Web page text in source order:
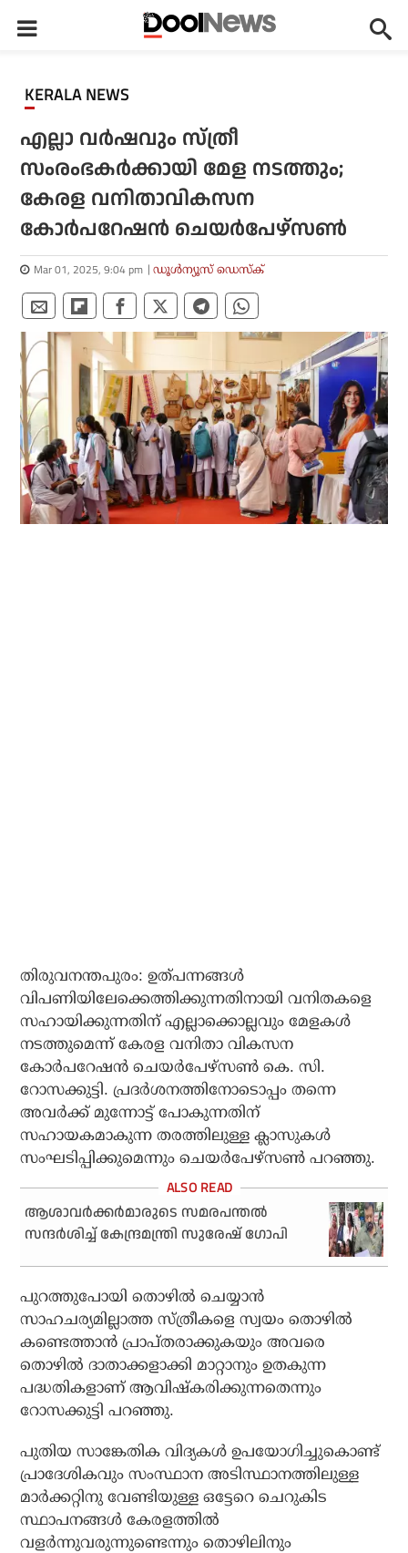
KERALA NEWS
എല്ലാ വര്‍ഷവും സ്ത്രീ
സംരംഭകര്‍ക്കായി മേള നടത്തും;
കേരള വനിതാവികസന
കോര്‍പറേഷന്‍ ചെയര്‍പേഴ്‌സണ്‍
Mar 01, 2025, 9:04 pm ഡൂള്‍ന്യൂസ് ഡെസ്‌ക്
തിരുവനന്തപുരം: ഉത്പന്നങ്ങള്‍
വിപണിയിലേക്കെത്തിക്കുന്നതിനായി വനിതകളെ
സഹായിക്കുന്നതിന് എല്ലാക്കൊല്ലവും മേളകള്‍
നടത്തുമെന്ന് കേരള വനിതാ വികസന
കോര്‍പറേഷന്‍ ചെയര്‍പേഴ്‌സണ്‍ കെ. സി.
റോസക്കുട്ടി. പ്രദര്‍ശനത്തിനോടൊപ്പം തന്നെ
അവര്‍ക്ക് മുന്നോട്ട് പോകുന്നതിന്
സഹായകമാകുന്ന തരത്തിലുള്ള ക്ലാസുകള്‍
സംഘടിപ്പിക്കുമെന്നും ചെയര്‍പേഴ്‌സണ്‍ പറഞ്ഞു.
ആശാവര്‍ക്കര്‍മാരുടെ സമരപന്തല്‍
സന്ദര്‍ശിച്ച് കേന്ദ്രമന്ത്രി സുരേഷ് ഗോപി
പുറത്തുപോയി തൊഴില്‍ ചെയ്യാന്‍
സാഹചര്യമില്ലാത്ത സ്ത്രീകളെ സ്വയം തൊഴില്‍
കണ്ടെത്താന്‍ പ്രാപ്തരാക്കുകയും അവരെ
തൊഴില്‍ ദാതാക്കളാക്കി മാറ്റാനും ഉതകുന്ന
പദ്ധതികളാണ് ആവിഷ്‌കരിക്കുന്നതെന്നും
റോസക്കുട്ടി പറഞ്ഞു.
പുതിയ സാങ്കേതിക വിദ്യകള്‍ ഉപയോഗിച്ചുകൊണ്ട്
പ്രാദേശികവും സംസ്ഥാന അടിസ്ഥാനത്തിലുള്ള
മാര്‍ക്കറ്റിനു വേണ്ടിയുള്ള ഒട്ടേറെ ചെറുകിട
സ്ഥാപനങ്ങള്‍ കേരളത്തില്‍
വളര്‍ന്നുവരുന്നുണ്ടെന്നും തൊഴിലിനും